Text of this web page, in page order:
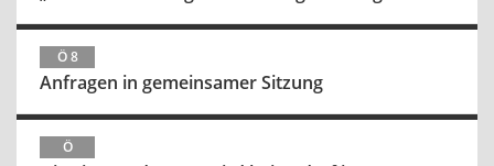
Ö 8
Anfragen in gemeinsamer Sitzung
Ö